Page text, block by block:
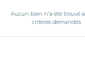
Aucun bien n'a été trouvé
critères demandés